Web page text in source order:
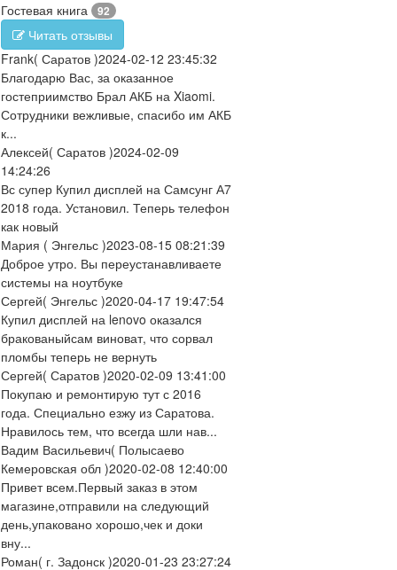
Гостевая книга
92
Читать отзывы
Frank( Саратов )2024-02-12 23:45:32
Благодарю Вас, за оказанное
гостеприимство Брал АКБ на Xiaomi.
Сотрудники вежливые, спасибо им АКБ
к...
Алексей( Саратов )2024-02-09
14:24:26
Вс супер Купил дисплей на Самсунг А7
2018 года. Установил. Теперь телефон
как новый
Мария ( Энгельс )2023-08-15 08:21:39
Доброе утро. Вы переустанавливаете
системы на ноутбуке
Сергей( Энгельс )2020-04-17 19:47:54
Купил дисплей на lenovo оказался
бракованыйсам виноват, что сорвал
пломбы теперь не вернуть
Сергей( Саратов )2020-02-09 13:41:00
Покупаю и ремонтирую тут с 2016
года. Специально езжу из Саратова.
Нравилось тем, что всегда шли нав...
Вадим Васильевич( Полысаево
Кемеровская обл )2020-02-08 12:40:00
Привет всем.Первый заказ в этом
магазине,отправили на следующий
день,упаковано хорошо,чек и доки
вну...
Роман( г. Задонск )2020-01-23 23:27:24